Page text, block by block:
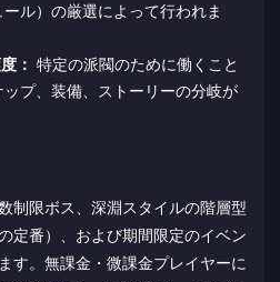
ル）の厳選によって行われま
： 特定の派閥のために働くこと
プ、装備、ストーリーの分岐が
制限ボス、深淵スタイルの階層型
定番）、および期間限定のイベン
す。無課金・微課金プレイヤーに